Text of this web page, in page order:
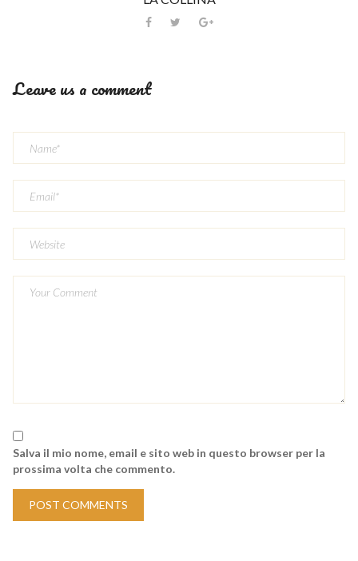
Leave us a comment
Salva il mio nome, email e sito web in questo browser per la
prossima volta che commento.